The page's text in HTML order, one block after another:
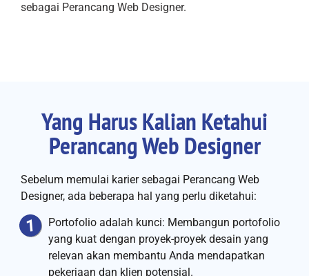
sebagai Perancang Web Designer.
Yang Harus Kalian Ketahui
Perancang Web Designer
Sebelum memulai karier sebagai Perancang Web
Designer, ada beberapa hal yang perlu diketahui:
Portofolio adalah kunci: Membangun portofolio
yang kuat dengan proyek-proyek desain yang
relevan akan membantu Anda mendapatkan
pekerjaan dan klien potensial.